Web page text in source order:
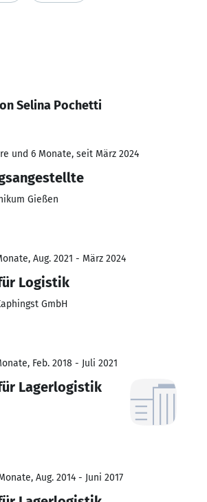
Selina Pochetti
und 6 Monate, seit März 2024
Gießen
Aug. 2021 - März 2024
Logistik
GmbH
Feb. 2018 - Juli 2021
Lagerlogistik
Aug. 2014 - Juni 2017